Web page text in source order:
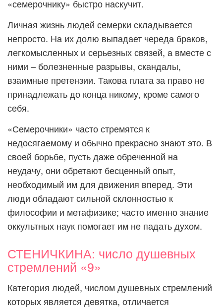
«семерочнику» быстро наскучит.
Личная жизнь людей семерки складывается
непросто. На их долю выпадает череда браков,
легкомысленных и серьезных связей, а вместе с
ними – болезненные разрывы, скандалы,
взаимные претензии. Такова плата за право не
принадлежать до конца никому, кроме самого
себя.
«Семерочники» часто стремятся к
недосягаемому и обычно прекрасно знают это. В
своей борьбе, пусть даже обреченной на
неудачу, они обретают бесценный опыт,
необходимый им для движения вперед. Эти
люди обладают сильной склонностью к
философии и метафизике; часто именно знание
оккультных наук помогает им не падать духом.
СТЕНИЧКИНА: число душевных
стремлений «9»
Категория людей, числом душевных стремлений
которых является девятка, отличается